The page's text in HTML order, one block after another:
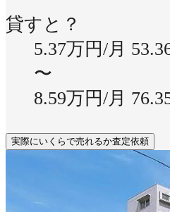
貸すと？
5.37万円/月
〜
8.59万円/月
実際にいくらで売れるか査定依頼